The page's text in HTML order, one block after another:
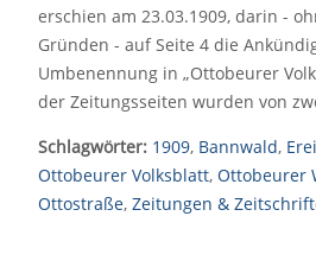
erschien am 23.03.1909, darin -
Gründen - auf Seite 4 die
Umbenennung in „Ottobeurer
der Zeitungsseiten wurden von
Schlagwörter: 1909, Bannwald,
Ottobeurer Volksblatt, Ottobeurer
Ottostraße, Zeitungen &